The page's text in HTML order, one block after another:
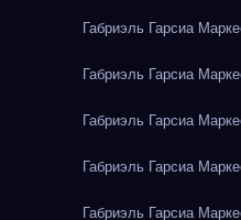
Габриэль Гарсиа
Габриэль Гарсиа
Габриэль Гарсиа
Габриэль Гарсиа
Габриэль Гарсиа